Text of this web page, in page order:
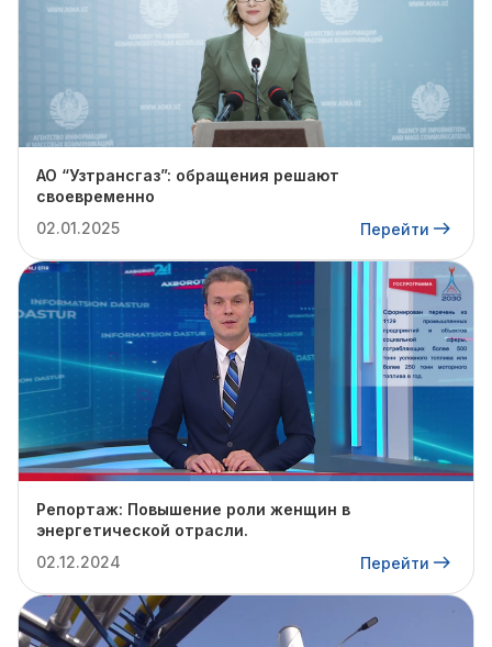
АО “Узтрансгаз”: обращения решают
своевременно
02.01.2025
Перейти
Репортаж: Повышение роли женщин в
энергетической отрасли.
02.12.2024
Перейти